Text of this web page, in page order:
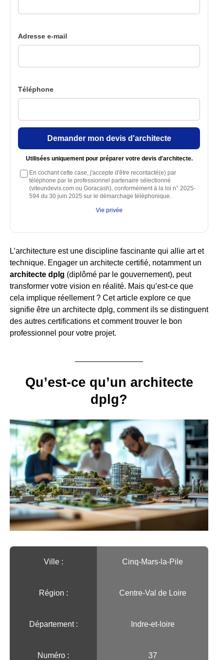
Adresse e-mail
Téléphone
Demander mon devis d'architecte
Utilisées uniquement pour préparer votre devis d'architecte.
En cochant cette case, j'accepte d'être recontacté(e) par
téléphone par le professionnel partenaire sélectionné
(viteundevis.com ou Goracash), conformément à la loi n° 2025-
594 du 30 juin 2025 sur le démarchage téléphonique.
Vie privée
L’architecture est une discipline fascinante qui allie art et
technique. Engager un architecte certifié, notamment un
architecte dplg (diplômé par le gouvernement), peut
transformer votre vision en réalité. Mais qu’est-ce que
cela implique réellement ? Cet article explore ce que
signifie être un architecte dplg, comment ils se distinguent
des autres certifications et comment trouver le bon
professionnel pour votre projet.
Qu’est-ce qu’un architecte
dplg?
Ville :️ Cinq-Mars-la-Pile
Région :️ Centre-Val de Loire
Département : Indre-et-loire
Numéro : 37